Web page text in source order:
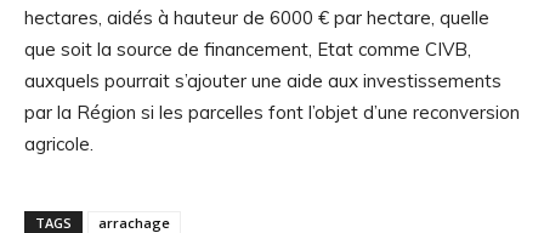
hectares, aidés à hauteur de 6000 € par hectare, quelle
que soit la source de financement, Etat comme CIVB,
auxquels pourrait s’ajouter une aide aux investissements
par la Région si les parcelles font l’objet d’une reconversion
agricole.
TAGS arrachage